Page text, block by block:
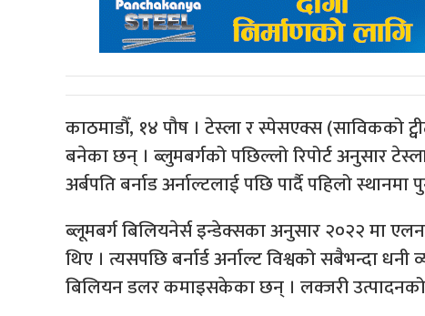
काठमाडौँ, १४ पौष । टेस्ला र स्पेसएक्स (साविकको
बनेका छन् । ब्लुमबर्गको पछिल्लो रिपोर्ट अनुसार
अर्बपति बर्नाड अर्नाल्टलाई पछि पार्दै पहिलो
ब्लूमबर्ग बिलियनेर्स इन्डेक्सका अनुसार २०२२ मा
थिए । त्यसपछि बर्नार्ड अर्नाल्ट विश्वको सबैभन्दा
बिलियन डलर कमाइसकेका छन् । लक्जरी